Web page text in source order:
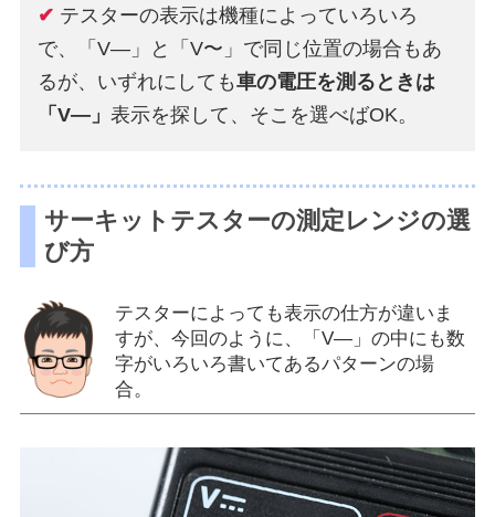
✔ テスターの表示は機種によっていろいろ
で、「V―」と「V〜」で同じ位置の場合もあ
るが、いずれにしても車の電圧を測るときは
「V―」表示を探して、そこを選べばOK。
サーキットテスターの測定レンジの選
び方
テスターによっても表示の仕方が違いま
すが、今回のように、「V―」の中にも数
字がいろいろ書いてあるパターンの場
合。